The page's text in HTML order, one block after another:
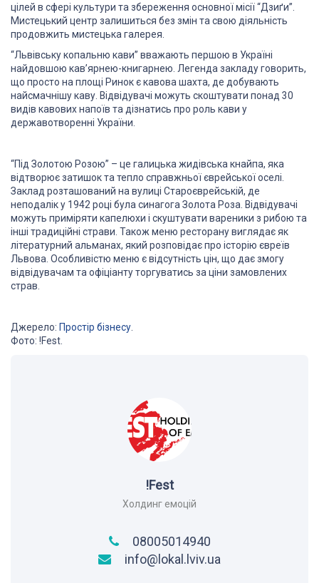
цілей в сфері культури та збереження основної місії “Дзиґи”.
Мистецький центр залишиться без змін та свою діяльність
продовжить мистецька галерея.
“Львівську копальню кави” вважають першою в Україні
найдовшою кав’ярнею-книгарнею. Легенда закладу говорить,
що просто на площі Ринок є кавова шахта, де добувають
найсмачнішу каву. Відвідувачі можуть скоштувати понад 30
видів кавових напоїв та дізнатись про роль кави у
державотворенні України.
“Під Золотою Розою” – це галицька жидівська кнайпа, яка
відтворює затишок та тепло справжньої єврейської оселі.
Заклад розташований на вулиці Староєврейській, де
неподалік у 1942 році була синагога Золота Роза. Відвідувачі
можуть приміряти капелюхи і скуштувати вареники з рибою та
інші традиційні страви. Також меню ресторану виглядає як
літературний альманах, який розповідає про історію євреїв
Львова. Особливістю меню є відсутність цін, що дає змогу
відвідувачам та офіціанту торгуватись за ціни замовлених
страв.
Джерело: Простір бізнесу
Фото: !Fest.
!Fest
Холдинг емоцій
 08005014940
 info@lokal.lviv.ua